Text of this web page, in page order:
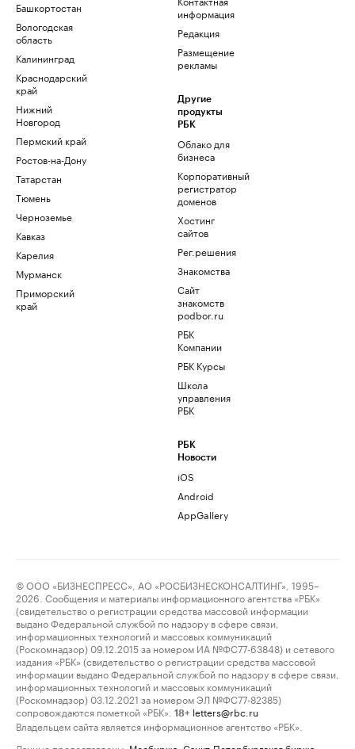
Башкортостан
Вологодская
область
Калининград
Краснодарский
край
Нижний
Новгород
Пермский край
Ростов-на-Дону
Татарстан
Тюмень
Черноземье
Кавказ
Карелия
Мурманск
Приморский
край
информация
Редакция
Размещение
рекламы
Другие
продукты
РБК
Облако для
бизнеса
Корпоративный
регистратор
доменов
Хостинг
сайтов
Рег.решения
Знакомства
Сайт
знакомств
podbor.ru
РБК
Компании
РБК Курсы
Школа
управления
РБК
РБК
Новости
iOS
Android
AppGallery
© ООО «БИЗНЕСПРЕСС», АО «РОСБИЗНЕСКОНСАЛТИНГ», 1995–
2026. Сообщения и материалы информационного агентства «РБК»
(свидетельство о регистрации средства массовой информации
выдано Федеральной службой по надзору в сфере связи,
информационных технологий и массовых коммуникаций
(Роскомнадзор) 09.12.2015 за номером ИА №ФС77-63848) и сетевого
издания «РБК» (свидетельство о регистрации средства массовой
информации выдано Федеральной службой по надзору в сфере связи,
информационных технологий и массовых коммуникаций
(Роскомнадзор) 03.12.2021 за номером ЭЛ №ФС77-82385)
сопровождаются пометкой «РБК».
18+ letters@rbc.ru
Владельцем сайта является информационное агентство «РБК».